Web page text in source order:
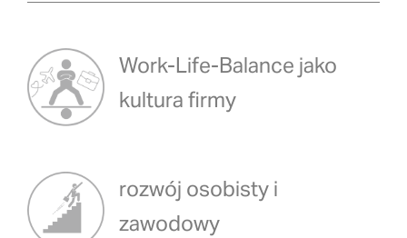
Work-Life-Balance jako
kultura firmy
rozwój osobisty i
zawodowy